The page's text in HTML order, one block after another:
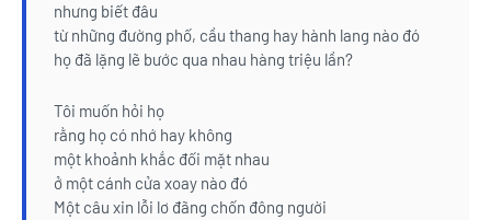
nhưng biết đâu
từ những đường phố, cầu thang hay hành lang nào đó
họ đã lặng lẽ bước qua nhau hàng triệu lần?
Tôi muốn hỏi họ
rằng họ có nhớ hay không
một khoảnh khắc đối mặt nhau
ở một cánh cửa xoay nào đó
Một câu xin lỗi lơ đãng chốn đông người